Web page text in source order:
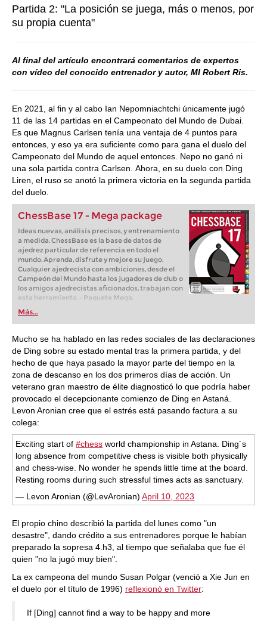
Partida 2: "La posición se juega, más o menos, por
su propia cuenta"
Al final del artículo encontrará comentarios de expertos
con vídeo del conocido entrenador y autor, MI Robert Ris.
En 2021, al fin y al cabo Ian Nepomniachtchi únicamente jugó
11 de las 14 partidas en el Campeonato del Mundo de Dubai.
Es que Magnus Carlsen tenía una ventaja de 4 puntos para
entonces, y eso ya era suficiente como para gana el duelo del
Campeonato del Mundo de aquel entonces. Nepo no ganó ni
una sola partida contra Carlsen. Ahora, en su duelo con Ding
Liren, el ruso se anotó la primera victoria en la segunda partida
del duelo.
ChessBase 17 - Mega package
Ideas nuevas, análisis precisos, y entrenamiento
a medida. ChessBase es la base de datos de
ajedrez particular de referencia en todo el
mundo. Aprenda, disfrute y mejore su juego.
Cualquier ajedrecista con ambiciones, desde el
Campeón del Mundo hasta los jugadores de club o
los amigos ajedrecistas aficionados, trabajan con
esta herramienta. - Paquete Mega.
Más...
Mucho se ha hablado en las redes sociales de las declaraciones
de Ding sobre su estado mental tras la primera partida, y del
hecho de que haya pasado la mayor parte del tiempo en la
zona de descanso en los dos primeros días de acción. Un
veterano gran maestro de élite diagnosticó lo que podría haber
provocado el decepcionante comienzo de Ding en Astaná.
Levon Aronian cree que el estrés está pasando factura a su
colega:
Exciting start of#chess world championship in Astana. Ding´s
long absence from competitive chess is visible both physically
and chess-wise. No wonder he spends little time at the board.
Resting rooms during such stressful times acts as sanctuary.
— Levon Aronian (@LevAronian)April 10, 2023
El propio chino describió la partida del lunes como "un
desastre", dando crédito a sus entrenadores porque le habían
preparado la sopresa 4.h3, al tiempo que señalaba que fue él
quien "no la jugó muy bien".
La ex campeona del mundo Susan Polgar (venció a Xie Jun en
el duelo por el título de 1996) reflexionó en Twitter:
If [Ding] cannot find a way to be happy and more